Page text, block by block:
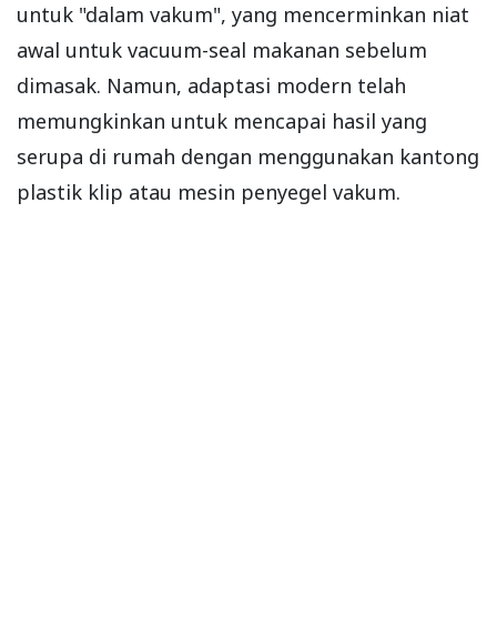
untuk "dalam vakum", yang mencerminkan niat
awal untuk vacuum-seal makanan sebelum
dimasak. Namun, adaptasi modern telah
memungkinkan untuk mencapai hasil yang
serupa di rumah dengan menggunakan kantong
plastik klip atau mesin penyegel vakum.